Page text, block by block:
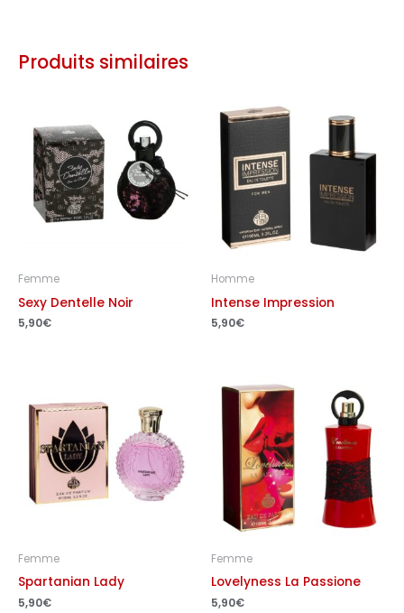
Produits similaires
Femme
Sexy Dentelle Noir
5,90€
Homme
Intense Impression
5,90€
Femme
Spartanian Lady
5,90€
Femme
Lovelyness La Passione
5,90€